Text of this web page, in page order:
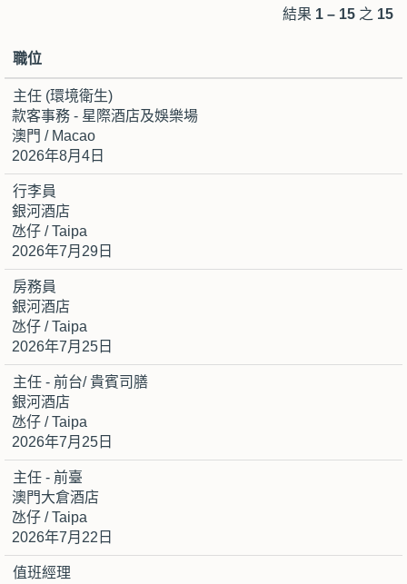
結果 1 – 15 之 15
職位
主任 (環境衛生)
款客事務 - 星際酒店及娛樂場
澳門 / Macao
2026年8月4日
行李員
銀河酒店
氹仔 / Taipa
2026年7月29日
房務員
銀河酒店
氹仔 / Taipa
2026年7月25日
主任 - 前台/ 貴賓司膳
銀河酒店
氹仔 / Taipa
2026年7月25日
主任 - 前臺
澳門大倉酒店
氹仔 / Taipa
2026年7月22日
值班經理